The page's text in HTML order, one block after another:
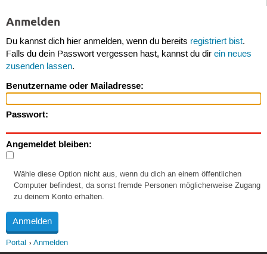
Anmelden
Du kannst dich hier anmelden, wenn du bereits registriert bist.
Falls du dein Passwort vergessen hast, kannst du dir ein neues
zusenden lassen.
Benutzername oder Mailadresse:
Passwort:
Angemeldet bleiben:
Wähle diese Option nicht aus, wenn du dich an einem öffentlichen
Computer befindest, da sonst fremde Personen möglicherweise Zugang
zu deinem Konto erhalten.
Portal Anmelden